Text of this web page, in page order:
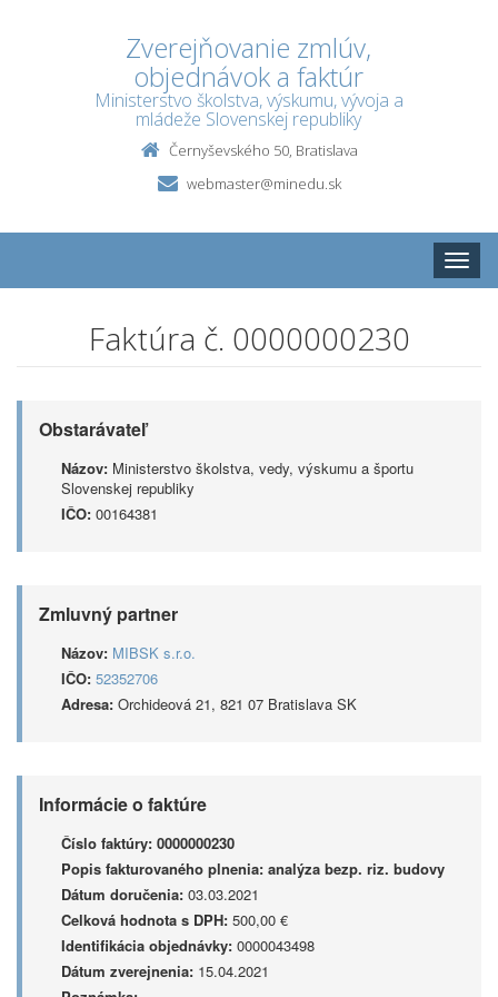
Zverejňovanie zmlúv,
objednávok a faktúr
Ministerstvo školstva, výskumu, vývoja a
mládeže Slovenskej republiky
Černyševského 50, Bratislava
webmaster@minedu.sk
Toggle
Faktúra č. 0000000230
Obstarávateľ
Názov: Ministerstvo školstva, vedy, výskumu a športu
Slovenskej republiky
IČO: 00164381
Zmluvný partner
Názov: MIBSK s.r.o.
IČO: 52352706
Adresa: Orchideová 21, 821 07 Bratislava SK
Informácie o faktúre
Číslo faktúry: 0000000230
Popis fakturovaného plnenia: analýza bezp. riz. budovy
Dátum doručenia: 03.03.2021
Celková hodnota s DPH: 500,00 €
Identifikácia objednávky: 0000043498
Dátum zverejnenia: 15.04.2021